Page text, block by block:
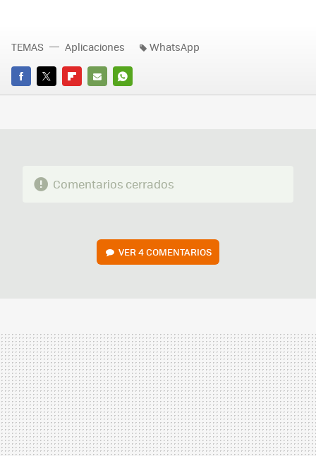
FACEBOOK
TWITTERFLIPBOARD
E-
WHATSAPP
TEMAS Aplicaciones WhatsApp
Comentarios cerrados
VER4 COMENTARIOS